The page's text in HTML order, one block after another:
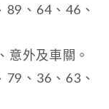
、64、46、
意外及車關。
、36、63、